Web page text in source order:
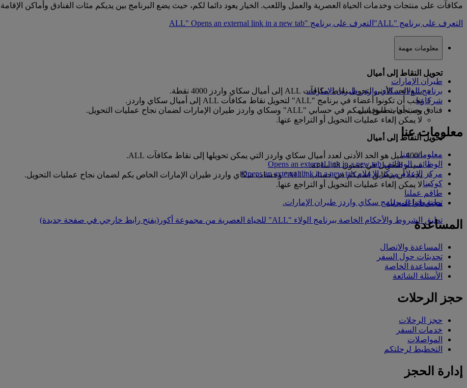
مكافآت على منتجات وخدمات الحياة العصرية والعمل واللعب. الخيار يعود دائما لكم، حيث يضع البرنامج بين يديكم مئات الفنادق وأماكن
التعرف على برنامج "ALL" التعرف على برنامج "ALL" Opens an external link in a new tab
معلومات مهمة
تحويل النقاط إلى أميال
يبلغ الحد الأدنى لتحويل نقاط مكافآت ALL إلى أميال سكاي واردز 4000 نقطة.
يجب أن تكونوا أعضاء في برنامج "ALL" لتحويل نقاط مكافآت ALL إلى أميال سكاي واردز.
يجب أن يتطابق اسمكم في حسابي "ALL" وسكاي واردز طيران الإمارات لضمان نجاح عمليات التحويل.
لا يمكن إلغاء عمليات التحويل أو التراجع عنها.
تحويل النقاط إلى أميال
4000 ميل هو الحد الأدنى لعدد أميال سكاي واردز التي يمكن تحويلها إلى نقاط مكافآت ALL.
سيتم التحويل في غضون 48 ساعة.
يجب أن يتطابق اسمكم في حساب "ALL" وحساب سكاي واردز طيران الإمارات الخاص بكم لضمان نجاح عمليات التحويل.
لا يمكن إلغاء عمليات التحويل أو التراجع عنها.
تطبق قواعد برنامج سكاي واردز طيران الإمارات.
تطبق الشروط والأحكام الخاصة ببرنامج الولاء "ALL" للحياة العصرية من مجموعة أكور (يفتح رابط خارجي في صفحة جديدة)
طيران الإمارات
برنامج الولاء سكاي واردز طيران الإمارات
شركاؤنا
فنادق ومنتجعات سوفيتيل
معلومات عنا
معلومات عنا
الوظائفالوظائف Opens an external link in a new tab
مركز الإعلاممركز الإعلام Opens an external link in a new tab
كوكبنا
طاقم عملنا
مجتمعاتنا المحلية
المساعدة
المساعدة والاتصال
تحديثات حول السفر
المساعدة الخاصة
الأسئلة الشائعة
حجز الرحلات
حجز الرحلات
خدمات السفر
المواصلات
التخطيط لرحلتكم
إدارة الحجز